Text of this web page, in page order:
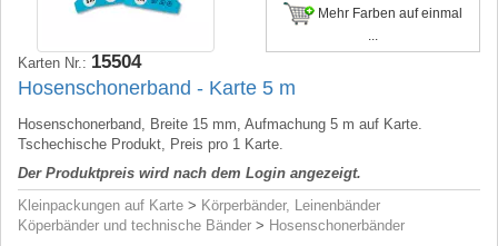
Mehr Farben auf einmal
Karten Nr.: 15504
Hosenschonerband - Karte 5 m
Hosenschonerband, Breite 15 mm, Aufmachung 5 m auf Karte.
Tschechische Produkt, Preis pro 1 Karte.
Der Produktpreis wird nach dem Login angezeigt.
Kleinpackungen auf Karte > Körperbänder, Leinenbänder
Köperbänder und technische Bänder > Hosenschonerbänder